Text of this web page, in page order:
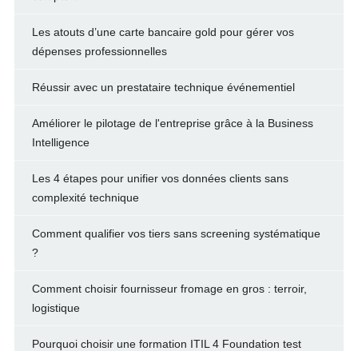
Les atouts d’une carte bancaire gold pour gérer vos
dépenses professionnelles
Réussir avec un prestataire technique événementiel
Améliorer le pilotage de l'entreprise grâce à la Business
Intelligence
Les 4 étapes pour unifier vos données clients sans
complexité technique
Comment qualifier vos tiers sans screening systématique
?
Comment choisir fournisseur fromage en gros : terroir,
logistique
Pourquoi choisir une formation ITIL 4 Foundation test